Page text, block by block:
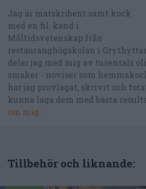
Jag är matskribent samt kock
med en fil. kand i
Måltidsvetenskap från
restauranghögskolan i
delar jag med mig av tusentals
smaker - noviser som
har jag provlagat, skrivit och
kunna laga dem med bästa
om mig
Tillbehör och liknande: